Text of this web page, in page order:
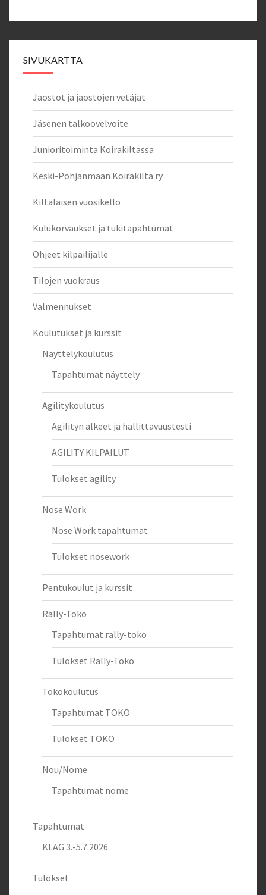
SIVUKARTTA
Jaostot ja jaostojen vetäjät
Jäsenen talkoovelvoite
Junioritoiminta Koirakiltassa
Keski-Pohjanmaan Koirakilta ry
Kiltalaisen vuosikello
Kulukorvaukset ja tukitapahtumat
Ohjeet kilpailijalle
Tilojen vuokraus
Valmennukset
Koulutukset ja kurssit
Näyttelykoulutus
Tapahtumat näyttely
Agilitykoulutus
Agilityn alkeet ja hallittavuustesti
AGILITY KILPAILUT
Tulokset agility
Nose Work
Nose Work tapahtumat
Tulokset nosework
Pentukoulut ja kurssit
Rally-Toko
Tapahtumat rally-toko
Tulokset Rally-Toko
Tokokoulutus
Tapahtumat TOKO
Tulokset TOKO
Nou/Nome
Tapahtumat nome
Tapahtumat
KLAG 3.-5.7.2026
Tulokset